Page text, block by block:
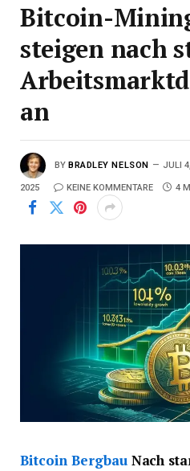
Bitcoin-
steigen nach
an
BY BRADLEY NELSON JULI
2025 KEINE KOMMENTARE 4
Bitcoin BergbauNach